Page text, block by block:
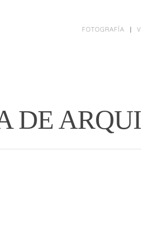
FOTOGRAFÍA
DE